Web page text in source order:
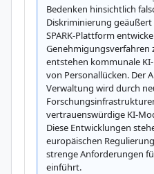
Bedenken hinsichtlich
Diskriminierung
SPARK-Plattform
Genehmigungsverfahren
entstehen kommunale
von Personallücken. Der
Verwaltung wird durch
vertrauenswürdige KI-
Diese Entwicklungen
europäischen
strenge Anforderungen
einführt.